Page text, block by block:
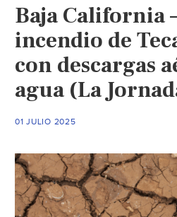
Baja California
incendio de
con descargas
agua (La
01 JULIO 2025